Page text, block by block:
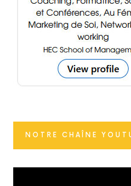
NOTRE CHAÎNE